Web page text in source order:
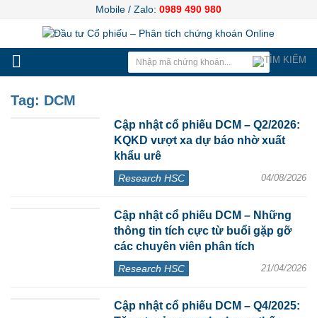
Mobile / Zalo: 0989 490 980
Tag: DCM
Cập nhật cổ phiếu DCM – Q2/2026:
KQKD vượt xa dự báo nhờ xuất
khẩu urê
Research HSC 04/08/2026
Cập nhật cổ phiếu DCM – Những
thông tin tích cực từ buổi gặp gỡ
các chuyên viên phân tích
Research HSC 21/04/2026
Cập nhật cổ phiếu DCM – Q4/2025: